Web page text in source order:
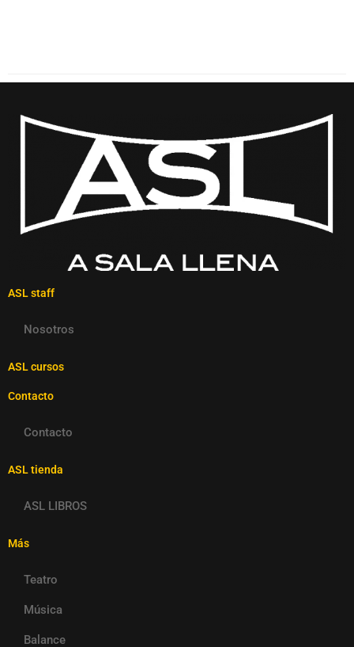
ASL staff
Nosotros
ASL cursos
Contacto
Contacto
ASL tienda
ASL LIBROS
Más
Teatro
Música
Balance